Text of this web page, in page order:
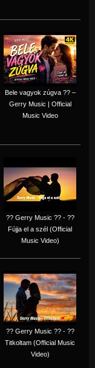
Bele vagyok zúgva ?? –
Gerry Music | Official
Music Video
?? Gerry Music ?? - ??
Fújja el a szél (Official
Music Video)
?? Gerry Music ?? - ??
Titkoltam (Official Music
Video)